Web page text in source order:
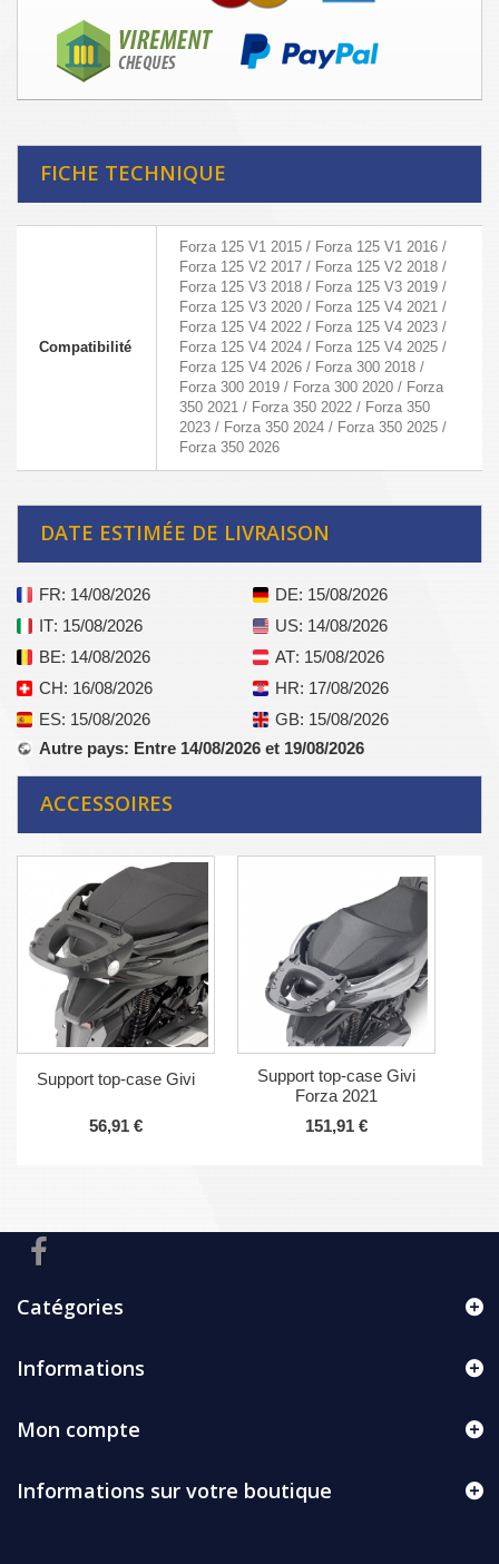
FICHE TECHNIQUE
Compatibilité
Forza 125 V1 2015 / Forza 125 V1 2016 /
Forza 125 V2 2017 / Forza 125 V2 2018 /
Forza 125 V3 2018 / Forza 125 V3 2019 /
Forza 125 V3 2020 / Forza 125 V4 2021 /
Forza 125 V4 2022 / Forza 125 V4 2023 /
Forza 125 V4 2024 / Forza 125 V4 2025 /
Forza 125 V4 2026 / Forza 300 2018 /
Forza 300 2019 / Forza 300 2020 / Forza
350 2021 / Forza 350 2022 / Forza 350
2023 / Forza 350 2024 / Forza 350 2025 /
Forza 350 2026
DATE ESTIMÉE DE LIVRAISON
FR: 14/08/2026 DE: 15/08/2026
IT: 15/08/2026 US: 14/08/2026
BE: 14/08/2026 AT: 15/08/2026
CH: 16/08/2026 HR: 17/08/2026
ES: 15/08/2026 GB: 15/08/2026
Autre pays: Entre 14/08/2026 et 19/08/2026
ACCESSOIRES
Support top-case Givi
56,91 €
Support top-case Givi
Forza 2021
151,91 €
Catégories
Informations
Mon compte
Informations sur votre boutique